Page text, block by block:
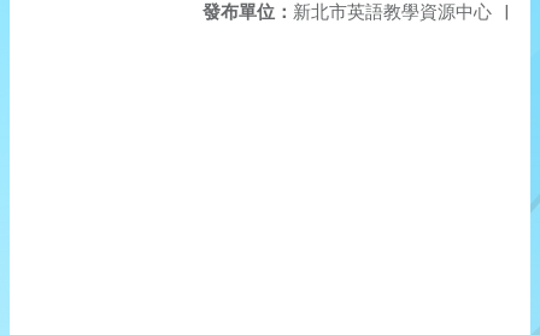
發布單位： 新北市英語教學資源中心 |